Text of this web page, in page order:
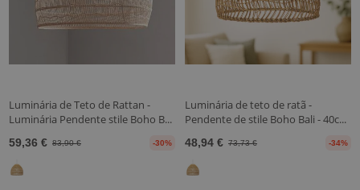
Luminária de Teto de Rattan -
Luminária Pendente stile Boho B...
59,36 € 83,90 € -30%
Luminária de teto de ratã -
Pendente de stile Boho Bali - 40c...
48,94 € 73,73 € -34%